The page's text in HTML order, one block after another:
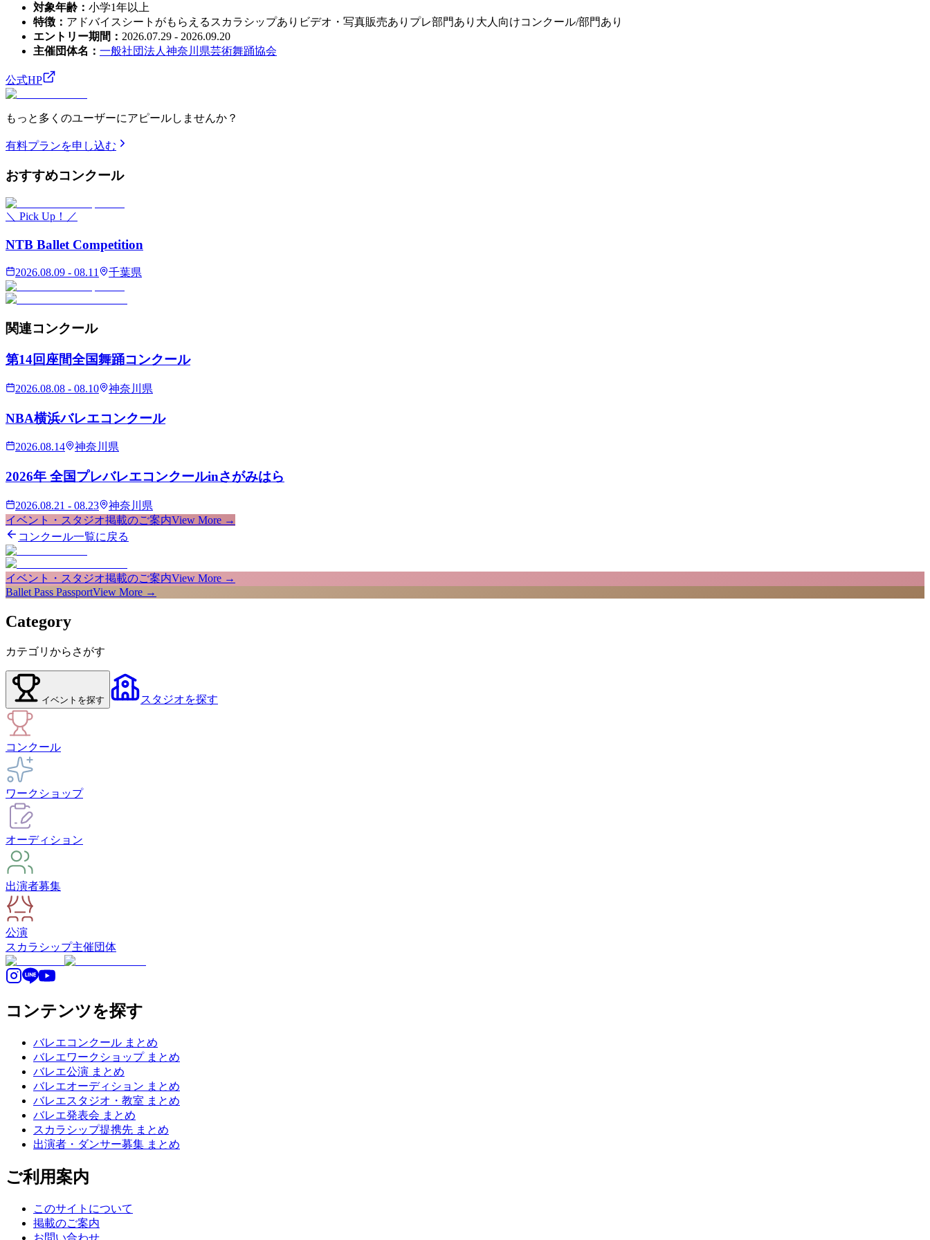
対象年齢 ： 小学1年以上
特徴 ： アドバイスシートがもらえる スカラシップあり ビデオ・写真販売あり プレ部門あり 大人向けコンクール/部門あり
エントリー期間 ： 2026.07.29 - 2026.09.20
主催団体名 ： 一般社団法人神奈川県芸術舞踊協会
公式HP
もっと多くのユーザーにアピールしませんか？
有料プランを申し込む
おすすめコンクール
＼ Pick Up！／
NTB Ballet Competition
2026.08.09 - 08.11 千葉県
関連コンクール
第14回座間全国舞踊コンクール
2026.08.08 - 08.10 神奈川県
NBA横浜バレエコンクール
2026.08.14 神奈川県
2026年 全国プレバレエコンクールinさがみはら
2026.08.21 - 08.23
神奈川県
イベント・スタジオ掲載のご案内View More →
コンクール一覧に戻る
イベント・スタジオ掲載のご案内View More →
Ballet Pass PassportView More →
Category
カテゴリからさがす
イベント を探す スタジオを探す
コンクール
ワークショップ
オーディション
出演者募集
公演
スカラシップ主催団体
コンテンツを探す
バレエコンクール まとめ
バレエワークショップ まとめ
バレエ公演 まとめ
バレエオーディション まとめ
バレエスタジオ・教室 まとめ
バレエ発表会 まとめ
スカラシップ提携先 まとめ
出演者・ダンサー募集 まとめ
ご利用案内
このサイトについて
掲載のご案内